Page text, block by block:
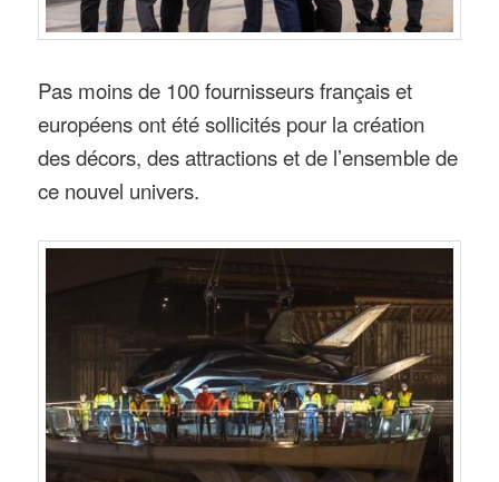
Pas moins de 100 fournisseurs français et
européens ont été sollicités pour la création
des décors, des attractions et de l’ensemble de
ce nouvel univers.